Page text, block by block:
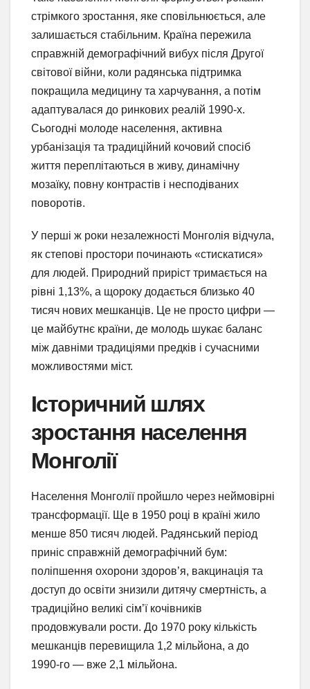
стрімкого зростання, яке сповільнюється, але
залишається стабільним. Країна пережила
справжній демографічний вибух після Другої
світової війни, коли радянська підтримка
покращила медицину та харчування, а потім
адаптувалася до ринкових реалій 1990-х.
Сьогодні молоде населення, активна
урбанізація та традиційний кочовий спосіб
життя переплітаються в живу, динамічну
мозаїку, повну контрастів і несподіваних
поворотів.
У перші ж роки незалежності Монголія відчула,
як степові простори починають «стискатися»
для людей. Природний приріст тримається на
рівні 1,13%, а щороку додається близько 40
тисяч нових мешканців. Це не просто цифри —
це майбутнє країни, де молодь шукає баланс
між давніми традиціями предків і сучасними
можливостями міст.
Історичний шлях
зростання населення
Монголії
Населення Монголії пройшло через неймовірні
трансформації. Ще в 1950 році в країні жило
менше 850 тисяч людей. Радянський період
приніс справжній демографічний бум:
поліпшення охорони здоров’я, вакцинація та
доступ до освіти знизили дитячу смертність, а
традиційно великі сім’ї кочівників
продовжували рости. До 1970 року кількість
мешканців перевищила 1,2 мільйона, а до
1990-го — вже 2,1 мільйона.